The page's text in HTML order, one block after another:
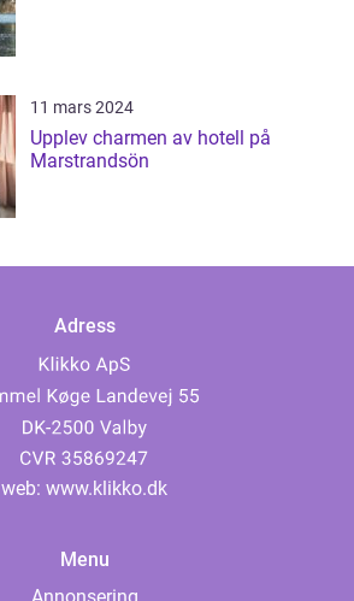
11 mars 2024
Upplev charmen av hotell på
Marstrandsön
Adress
web: www.klikko.dk
Menu